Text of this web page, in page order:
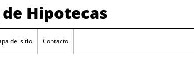
Hipotecas
del sitio Contacto
interesan más a los bancos en el
en España: requisitos y condiciones actuales
afectan a la compra de vivienda en